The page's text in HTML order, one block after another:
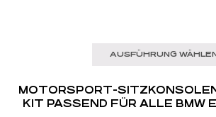
AUSFÜHRUNG
MOTORSPORT-
KIT PASSEND FÜR ALLE BMW